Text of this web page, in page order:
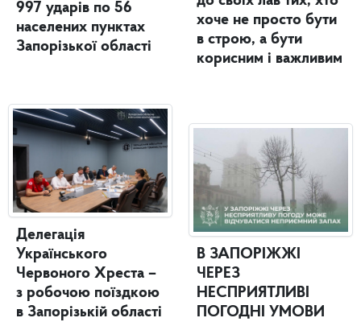
997 ударів по 56
населених пунктах
Запорізької області
Делегація
Українського
Червоного Хреста –
з робочою поїздкою
в Запорізькій області
хоче не просто бути
в строю, а бути
корисним і важливим
В ЗАПОРІЖЖІ
ЧЕРЕЗ
НЕСПРИЯТЛИВІ
ПОГОДНІ УМОВИ